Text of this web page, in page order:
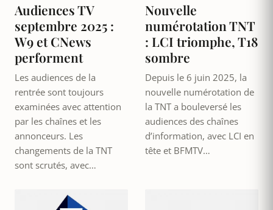
Audiences TV
septembre 2025 :
W9 et CNews
performent
Les audiences de la
rentrée sont toujours
examinées avec attention
par les chaînes et les
annonceurs. Les
changements de la TNT
sont scrutés, avec…
Nouvelle
numérotation TNT
: LCI triomphe, T18
sombre
Depuis le 6 juin 2025, la
nouvelle numérotation de
la TNT a bouleversé les
audiences des chaînes
d’information, avec LCI en
tête et BFMTV…